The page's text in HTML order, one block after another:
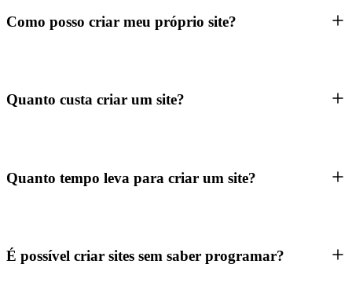
Como posso criar meu próprio site?
Quanto custa criar um site?
Quanto tempo leva para criar um site?
É possível criar sites sem saber programar?